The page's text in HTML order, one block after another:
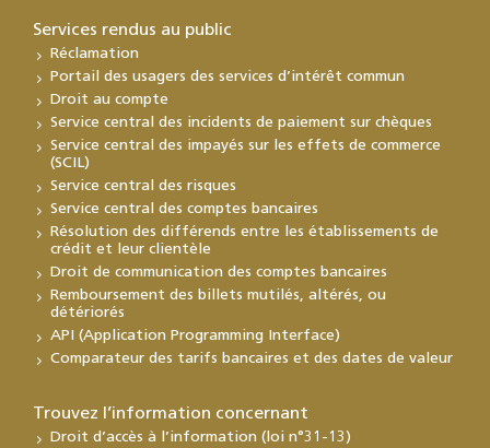
Services rendus au public
Réclamation
Portail des usagers des services d’intérêt commun
Droit au compte
Service central des incidents de paiement sur chèques
Service central des impayés sur les effets de commerce
(SCIL)
Service central des risques
Service central des comptes bancaires
Résolution des différends entre les établissements de
crédit et leur clientèle
Droit de communication des comptes bancaires
Remboursement des billets mutilés, altérés, ou
détériorés
API (Application Programming Interface)
Comparateur des tarifs bancaires et des dates de valeur
Trouvez l’information concernant
Droit d’accès à l’information (loi n°31-13)